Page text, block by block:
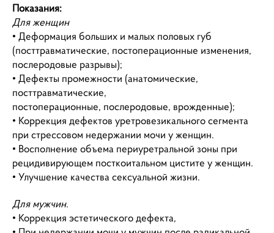
Показания:
Для женщин
• Деформация больших и малых половых губ
(посттравматические, постоперационные изменения,
послеродовые разрывы);
• Дефекты промежности (анатомические,
посттравматические,
постоперационные, послеродовые, врожденные);
• Коррекция дефектов уретровезикального сегмента
при стрессовом недержании мочи у женщин.
• Восполнение объема периуретральной зоны при
рецидивирующем посткоитальном цистите у женщин.
• Улучшение качества сексуальной жизни.
Для мужчин.
• Коррекция эстетического дефекта,